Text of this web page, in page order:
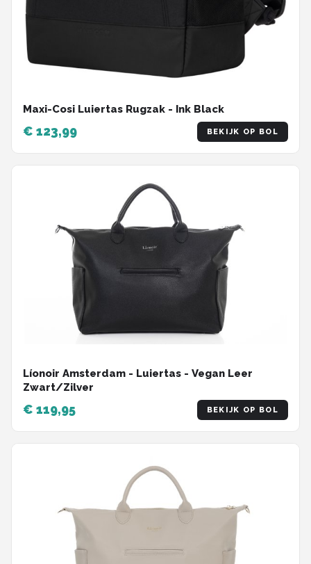
Maxi-Cosi Luiertas Rugzak - Ink Black
€ 123,99 BEKIJK OP BOL
Líonoir Amsterdam - Luiertas - Vegan Leer
Zwart/Zilver
€ 119,95 BEKIJK OP BOL